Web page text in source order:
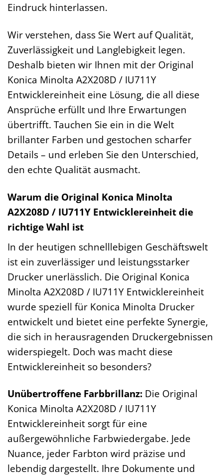
Eindruck hinterlassen.
Wir verstehen, dass Sie Wert auf Qualität,
Zuverlässigkeit und Langlebigkeit legen.
Deshalb bieten wir Ihnen mit der Original
Konica Minolta A2X208D / IU711Y
Entwicklereinheit eine Lösung, die all diese
Ansprüche erfüllt und Ihre Erwartungen
übertrifft. Tauchen Sie ein in die Welt
brillanter Farben und gestochen scharfer
Details – und erleben Sie den Unterschied,
den echte Qualität ausmacht.
Warum die Original Konica Minolta
A2X208D / IU711Y Entwicklereinheit die
richtige Wahl ist
In der heutigen schnelllebigen Geschäftswelt
ist ein zuverlässiger und leistungsstarker
Drucker unerlässlich. Die Original Konica
Minolta A2X208D / IU711Y Entwicklereinheit
wurde speziell für Konica Minolta Drucker
entwickelt und bietet eine perfekte Synergie,
die sich in herausragenden Druckergebnissen
widerspiegelt. Doch was macht diese
Entwicklereinheit so besonders?
Unübertroffene Farbbrillanz: Die Original
Konica Minolta A2X208D / IU711Y
Entwicklereinheit sorgt für eine
außergewöhnliche Farbwiedergabe. Jede
Nuance, jeder Farbton wird präzise und
lebendig dargestellt. Ihre Dokumente und